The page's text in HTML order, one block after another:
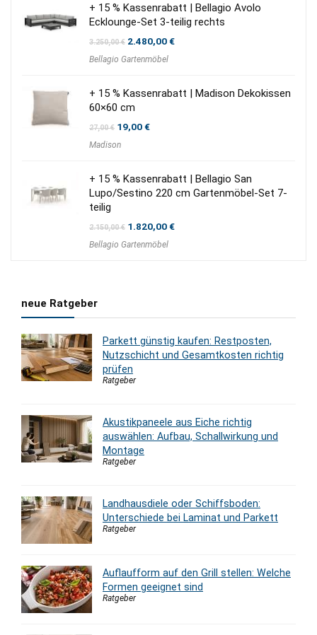
+ 15 % Kassenrabatt | Bellagio Avolo
Ecklounge-Set 3-teilig rechts
3.250,00€ Ursprünglicher
war:
2.480,00€Aktueller
Bellagio Gartenmöbel
+ 15 % Kassenrabatt | Madison Dekokissen
60×60 cm
27,00€ Ursprünglicher
war:
19,00€Aktueller
Madison
+ 15 % Kassenrabatt | Bellagio San
Lupo/Sestino 220 cm Gartenmöbel-Set 7-
teilig
2.150,00€ Ursprünglicher
war:
1.820,00€Aktueller
Bellagio Gartenmöbel
neue Ratgeber
Parkett günstig kaufen: Restposten,
Nutzschicht und Gesamtkosten richtig
prüfen
Ratgeber
Akustikpaneele aus Eiche richtig
auswählen: Aufbau, Schallwirkung und
Montage
Ratgeber
Landhausdiele oder Schiffsboden:
Unterschiede bei Laminat und Parkett
Ratgeber
Auflaufform auf den Grill stellen: Welche
Formen geeignet sind
Ratgeber